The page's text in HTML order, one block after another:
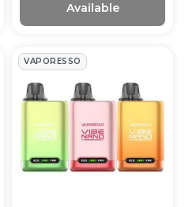
Available
VAPORESSO